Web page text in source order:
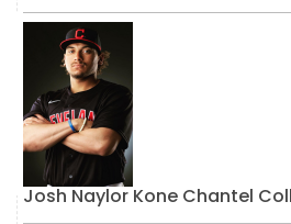
Josh Naylor Kone Chantel